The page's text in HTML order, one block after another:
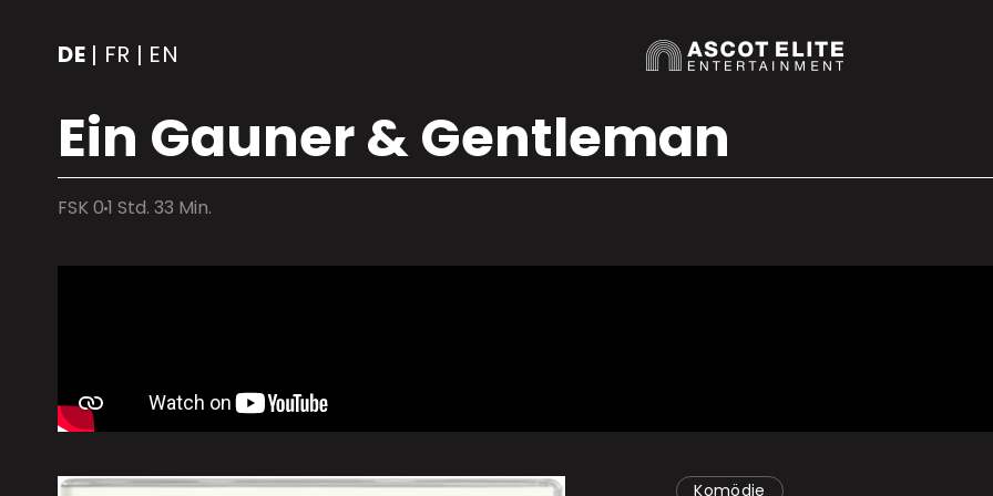
DE | FR | EN
Ein Gauner & Gentleman
FSK 01 Std. 33 Min.
Komödie